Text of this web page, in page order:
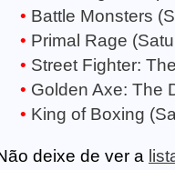
Battle Monsters
Primal Rage
Street Fighter:
Golden Axe: The
King of Boxing
deixe de ver a